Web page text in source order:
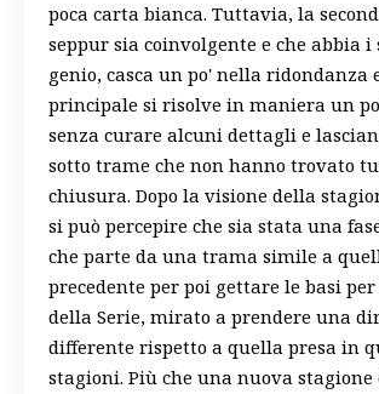
poca carta bianca. Tuttavia, la
seppur sia coinvolgente e che abbia i
genio, casca un po' nella ridondanza
principale si risolve in maniera un
senza curare alcuni dettagli e
sotto trame che non hanno trovato
chiusura. Dopo la visione della
si può percepire che sia stata una
che parte da una trama simile a
precedente per poi gettare le basi
della Serie, mirato a prendere una
differente rispetto a quella presa in
stagioni. Più che una nuova stagione